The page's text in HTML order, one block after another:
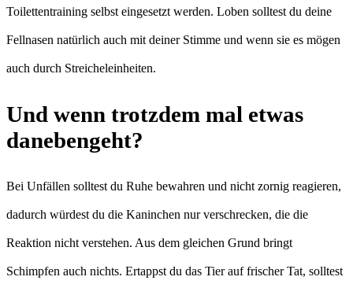
Toilettentraining selbst eingesetzt werden. Loben solltest du deine
Fellnasen natürlich auch mit deiner Stimme und wenn sie es mögen
auch durch Streicheleinheiten.
Und wenn trotzdem mal etwas
danebengeht?
Bei Unfällen solltest du Ruhe bewahren und nicht zornig reagieren,
dadurch würdest du die Kaninchen nur verschrecken, die die
Reaktion nicht verstehen. Aus dem gleichen Grund bringt
Schimpfen auch nichts. Ertappst du das Tier auf frischer Tat, solltest